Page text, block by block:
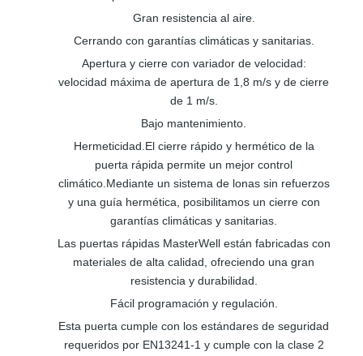
Gran resistencia al aire.
Cerrando con garantías climáticas y sanitarias.
Apertura y cierre con variador de velocidad:
velocidad máxima de apertura de 1,8 m/s y de cierre
de 1 m/s.
Bajo mantenimiento.
Hermeticidad.El cierre rápido y hermético de la
puerta rápida permite un mejor control
climático.Mediante un sistema de lonas sin refuerzos
y una guía hermética, posibilitamos un cierre con
garantías climáticas y sanitarias.
Las puertas rápidas MasterWell están fabricadas con
materiales de alta calidad, ofreciendo una gran
resistencia y durabilidad.
Fácil programación y regulación.
Esta puerta cumple con los estándares de seguridad
requeridos por EN13241-1 y cumple con la clase 2